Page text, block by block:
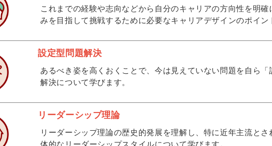
これまでの経験や志向などから自分のキャリアの方向性を明
みを目指して挑戦するために必要なキャリアデザインのポイン
設定型問題解決
あるべき姿を高くおくことで、今は見えていない問題を自ら
解決について学びます。
リーダーシップ理論
リーダーシップ理論の歴史的発展を理解し、特に近年主流と